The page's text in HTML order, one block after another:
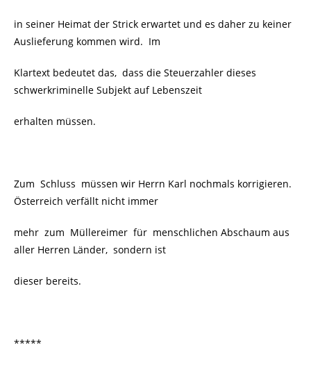
in seiner Heimat der Strick erwartet und es daher zu keiner
Auslieferung kommen wird. Im
Klartext bedeutet das, dass die Steuerzahler dieses
schwerkriminelle Subjekt auf Lebenszeit
erhalten müssen.
Zum Schluss müssen wir Herrn Karl nochmals korrigieren.
Österreich verfällt nicht immer
mehr zum Müllereimer für menschlichen Abschaum aus
aller Herren Länder, sondern ist
dieser bereits.
*****